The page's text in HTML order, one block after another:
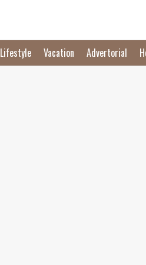
Lifestyle Vacation Advertorial